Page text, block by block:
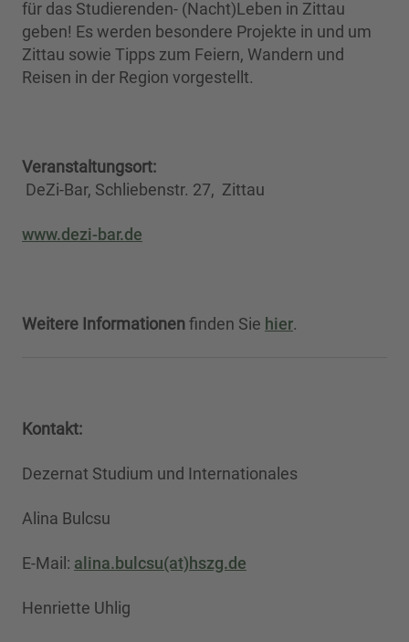
für das Studierenden- (Nacht)Leben in Zittau
geben! Es werden besondere Projekte in und um
Zittau sowie Tipps zum Feiern, Wandern und
Reisen in der Region vorgestellt.
Veranstaltungsort:
DeZi-Bar, Schliebenstr. 27, Zittau
www.dezi-bar.de
Weitere Informationenfinden Sie hier.
Kontakt:
Dezernat Studium und Internationales
Alina Bulcsu
E-Mail: alina.bulcsu(at)hszg.de
Henriette Uhlig